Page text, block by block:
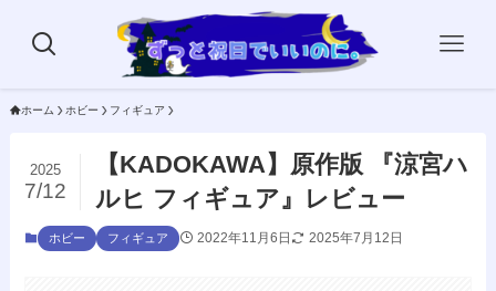
ホーム ホビー フィギュア
【KADOKAWA】原作版 『涼宮ハ
ルヒ フィギュア』レビュー
2025
7/12
ホビー フィギュア 2022年11月6日 2025年7月12日